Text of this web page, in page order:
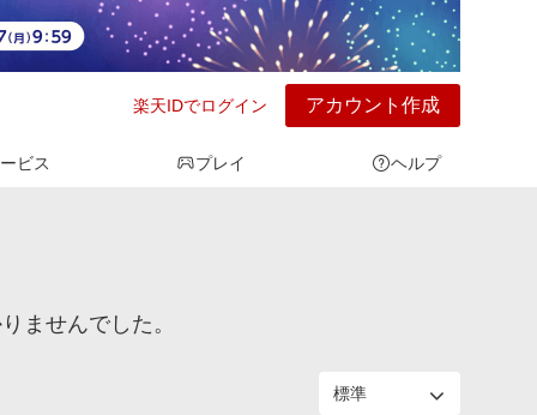
楽天IDでログイン アカウント作成
ビス プレイ ヘルプ
ませんでした。